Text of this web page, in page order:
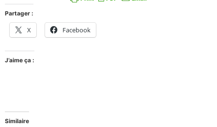
Partager :
X Facebook
J’aime ça :
Similaire